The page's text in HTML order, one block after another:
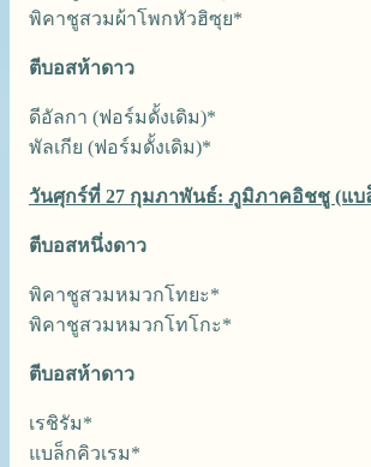
พิคาชูสวมผ้าโพกหัวฮิซุย*
ตีบอสห้าดาว
ดีอัลกา (ฟอร์มดั้งเดิม)*
พัลเกีย (ฟอร์มดั้งเดิม)*
วันศุกร์ที่ 27 กุมภาพันธ์: ภูมิภาคอิชชู (แบ
ตีบอสหนึ่งดาว
พิคาชูสวมหมวกโทยะ*
พิคาชูสวมหมวกโทโกะ*
ตีบอสห้าดาว
เรชิรัม*
แบล็กคิวเรม*